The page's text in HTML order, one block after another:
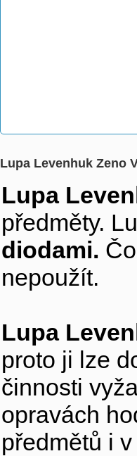
Lupa Levenhuk Zeno
Lupa
předměty.
diodami.
nepoužít.
Lupa
proto ji lze
činnosti
opravách
předmětů i